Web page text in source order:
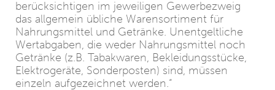
berücksichtigen im jeweiligen Gewerbezweig
das allgemein übliche Warensortiment für
Nahrungsmittel und Getränke. Unentgeltliche
Wertabgaben, die weder Nahrungsmittel noch
Getränke (z.B. Tabakwaren, Bekleidungsstücke,
Elektrogeräte, Sonderposten) sind, müssen
einzeln aufgezeichnet werden.“